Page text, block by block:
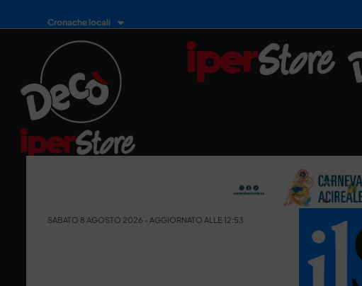
Cronache locali
SABATO 8 AGOSTO 2026 - AGGIORNATO ALLE 12:53